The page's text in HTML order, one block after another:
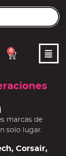
0
marcas de
solo lugar.
Corsair,